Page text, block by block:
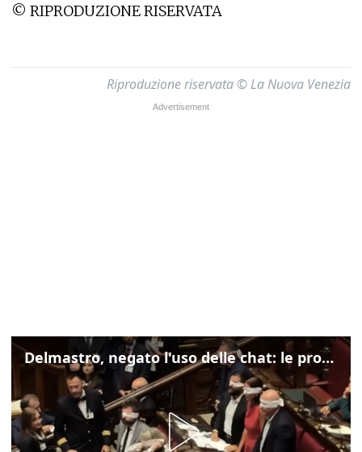
© RIPRODUZIONE RISERVATA
Riproduzione riservata © La Nuova Venezia
Delmastro, negato l'uso delle chat: le proteste di Avs e M5s